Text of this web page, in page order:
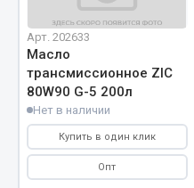
Система выпуска газа
Система охлаждения
Сцепление
Тормозная система
Показать
Арт. 202633
Масло
трансмиссионное ZIC
80W90 G-5 200л
Нет в наличии
Купить в один клик
Опт